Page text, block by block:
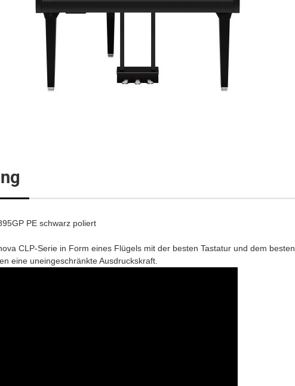
Flügel
Klavier
Digitalpianos
Digitalpianos
PE schwarz poliert
CLP-Serie in Form eines Flügels mit der besten Tastatur und dem besten
eine uneingeschränkte Ausdruckskraft.